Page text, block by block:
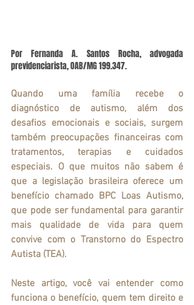
Por Fernanda A. Santos Rocha, advogada
previdenciarista, OAB/MG 199.347.
Quando uma família recebe o
diagnóstico de autismo, além dos
desafios emocionais e sociais, surgem
também preocupações financeiras com
tratamentos, terapias e cuidados
especiais. O que muitos não sabem é
que a legislação brasileira oferece um
benefício chamado BPC Loas Autismo,
que pode ser fundamental para garantir
mais qualidade de vida para quem
convive com o Transtorno do Espectro
Autista (TEA).
Neste artigo, você vai entender como
funciona o benefício, quem tem direito e